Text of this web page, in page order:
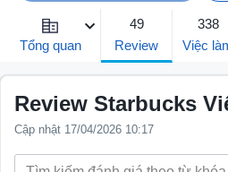
Tổng quan
49
Review
338
Việc
Review Starbucks
Cập nhật 17/04/2026 10:17